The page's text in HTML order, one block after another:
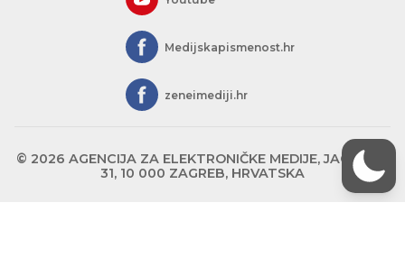
Medijskapismenost.hr
zeneimediji.hr
© 2026 AGENCIJA ZA ELEKTRONIČKE MEDIJE, JAGIĆEVA
31, 10 000 ZAGREB, HRVATSKA